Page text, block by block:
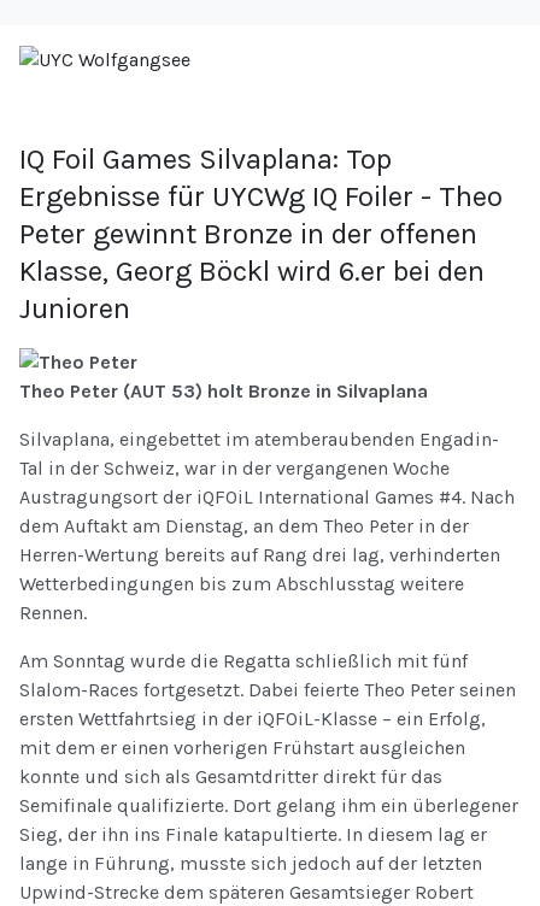
IQ Foil Games Silvaplana: Top
Ergebnisse für UYCWg IQ Foiler - Theo
Peter gewinnt Bronze in der offenen
Klasse, Georg Böckl wird 6.er bei den
Junioren
Theo Peter (AUT 53) holt Bronze in Silvaplana
Silvaplana, eingebettet im atemberaubenden Engadin-
Tal in der Schweiz, war in der vergangenen Woche
Austragungsort der iQFOiL International Games #4. Nach
dem Auftakt am Dienstag, an dem Theo Peter in der
Herren-Wertung bereits auf Rang drei lag, verhinderten
Wetterbedingungen bis zum Abschlusstag weitere
Rennen.
Am Sonntag wurde die Regatta schließlich mit fünf
Slalom-Races fortgesetzt. Dabei feierte Theo Peter seinen
ersten Wettfahrtsieg in der iQFOiL-Klasse – ein Erfolg,
mit dem er einen vorherigen Frühstart ausgleichen
konnte und sich als Gesamtdritter direkt für das
Semifinale qualifizierte. Dort gelang ihm ein überlegener
Sieg, der ihn ins Finale katapultierte. In diesem lag er
lange in Führung, musste sich jedoch auf der letzten
Upwind-Strecke dem späteren Gesamtsieger Robert